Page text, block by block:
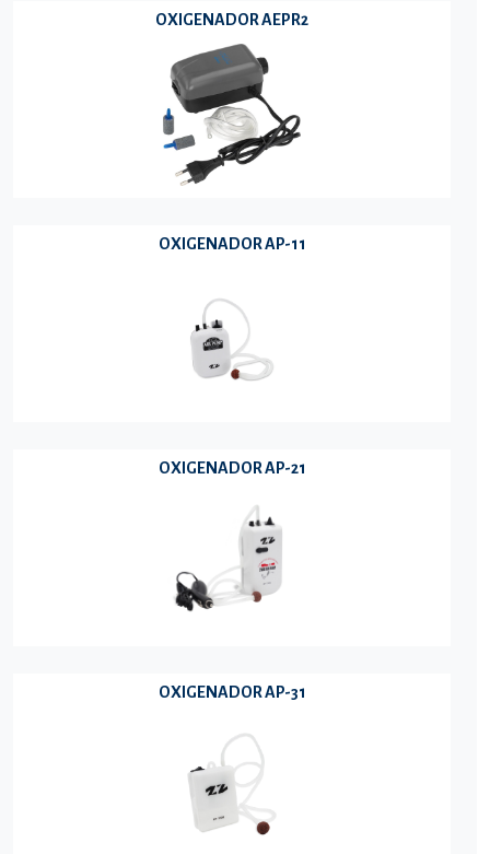
OXIGENADOR AEPR2
OXIGENADOR AP-11
OXIGENADOR AP-21
OXIGENADOR AP-31